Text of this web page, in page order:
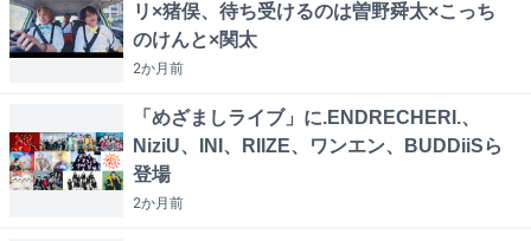
リ×猪俣、待ち受けるのは曽野舜太×こっち
のけんと×関太
2か月前
「めざましライブ」に.ENDRECHERI.、
NiziU、INI、RIIZE、ワンエン、BUDDiiSら
登場
2か月前